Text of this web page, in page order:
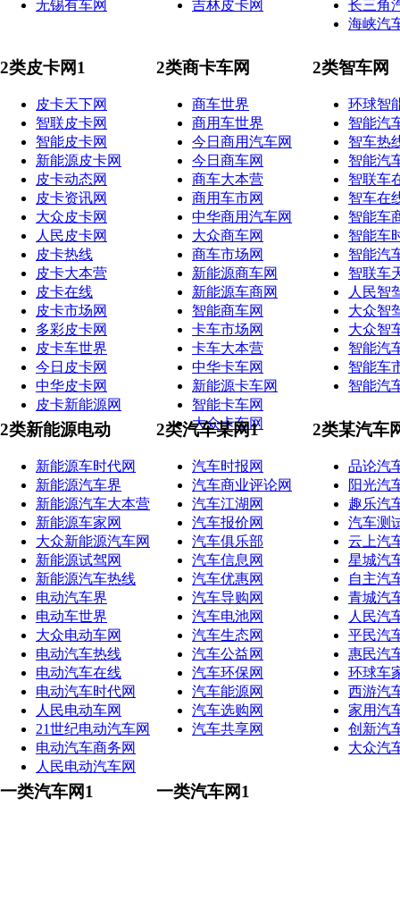
无锡有车网
吉林皮卡网
长三角
海峡汽
2类皮卡网1
皮卡天下网
智联皮卡网
智能皮卡网
新能源皮卡网
皮卡动态网
皮卡资讯网
大众皮卡网
人民皮卡网
皮卡热线
皮卡大本营
皮卡在线
皮卡市场网
多彩皮卡网
皮卡车世界
今日皮卡网
中华皮卡网
皮卡新能源网
2类商卡车网
商车世界
商用车世界
今日商用汽车网
今日商车网
商车大本营
商用车市网
中华商用汽车网
大众商车网
商车市场网
新能源商车网
新能源车商网
智能商车网
卡车市场网
卡车大本营
中华卡车网
新能源卡车网
智能卡车网
大众卡车网
2类智车网
环球智
智能汽
智车热
智能汽
智联车
智车在
智能车
智能车
智能汽
智联车
人民智
大众智
大众智
智能汽
智能车
智能汽
2类新能源电动
新能源车时代网
新能源汽车界
新能源汽车大本营
新能源车家网
大众新能源汽车网
新能源试驾网
新能源汽车热线
电动汽车界
电动车世界
大众电动车网
电动汽车热线
电动汽车在线
电动汽车时代网
人民电动车网
21世纪电动汽车网
电动汽车商务网
人民电动汽车网
2类汽车某网1
汽车时报网
汽车商业评论网
汽车江湖网
汽车报价网
汽车俱乐部
汽车信息网
汽车优惠网
汽车导购网
汽车电池网
汽车生态网
汽车公益网
汽车环保网
汽车能源网
汽车选购网
汽车共享网
2类某汽车
品论汽
阳光汽
趣乐汽
汽车测
云上汽
星城汽
自主汽
青城汽
人民汽
平民汽
惠民汽
环球车
西游汽
家用汽
创新汽
大众汽
一类汽车网1 一类汽车网1